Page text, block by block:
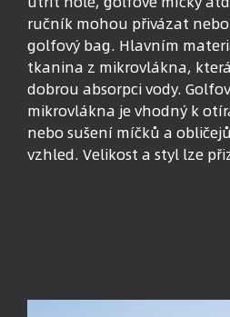
ručník mohou přivázat
golfový bag. Hlavním
tkanina z mikrovlákna,
dobrou absorpci vody.
mikrovlákna je vhodný k
nebo sušení míčků a
vzhled. Velikost a styl lze